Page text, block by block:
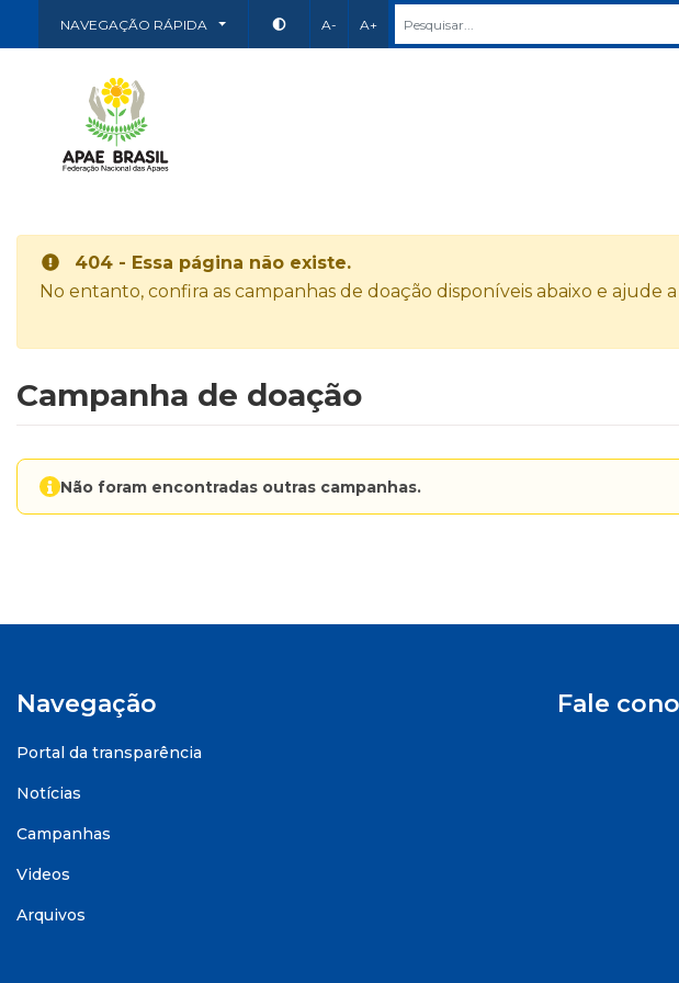
NAVEGAÇÃO RÁPIDA A- A+
404 - Essa página não existe.
No entanto, confira as campanhas de doação disponíveis abaixo e ajude a
Campanha de doação
Não foram encontradas outras campanhas.
Navegação
Portal da transparência
Notícias
Campanhas
Videos
Arquivos
Fale